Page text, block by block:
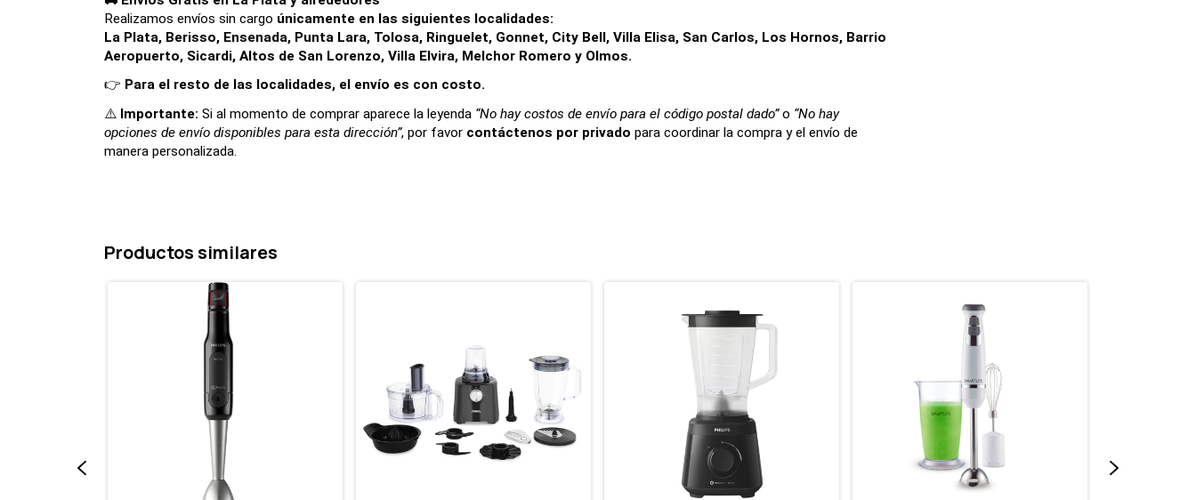
Realizamos envíos sin cargo únicamente en las siguientes localidades:
La Plata, Berisso, Ensenada, Punta Lara, Tolosa, Ringuelet, Gonnet, City Bell, Villa Elisa, San Carlos, Los Hornos, Barrio
Aeropuerto, Sicardi, Altos de San Lorenzo, Villa Elvira, Melchor Romero y Olmos.
👉 Para el resto de las localidades, el envío es con costo.
⚠️ Importante: Si al momento de comprar aparece la leyenda “No hay costos de envío para el código postal dado” o “No hay
opciones de envío disponibles para esta dirección”, por favor contáctenos por privado para coordinar la compra y el envío de
manera personalizada.
Productos similares